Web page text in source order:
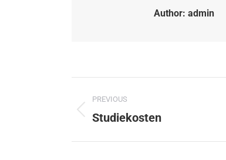
Author: admin
PREVIOUS
Studiekosten